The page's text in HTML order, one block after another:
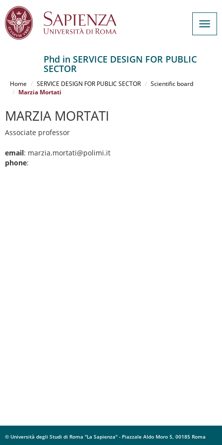
contenuto
Phd in SERVICE DESIGN FOR PUBLIC
SECTOR
Home SERVICE DESIGN FOR PUBLIC SECTOR
Scientific board
Marzia Mortati
MARZIA MORTATI
Associate professor
email: marzia.mortati@polimi.it
phone:
© Università degli Studi di Roma "La Sapienza" - Piazzale Aldo Moro 5, 00185 Roma